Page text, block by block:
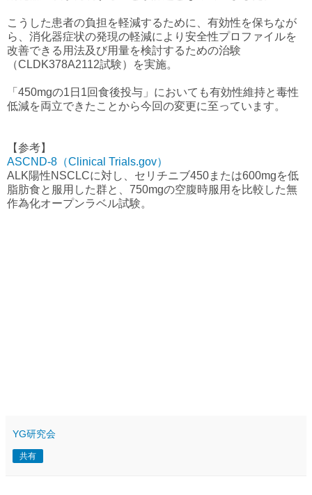
こうした患者の負担を軽減するために、有効性を保ちなが
ら、消化器症状の発現の軽減により安全性プロファイルを
改善できる用法及び用量を検討するための治験
（CLDK378A2112試験）を実施。
「450mgの1日1回食後投与」においても有効性維持と毒性
低減を両立できたことから今回の変更に至っています。
【参考】
ASCND-8（Clinical Trials.gov）
ALK陽性NSCLCに対し、セリチニブ450または600mgを低
脂肪食と服用した群と、750mgの空腹時服用を比較した無
作為化オープンラベル試験。
YG研究会
共有